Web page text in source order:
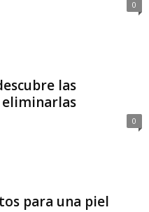
0
las
eliminarlas
0
para una piel